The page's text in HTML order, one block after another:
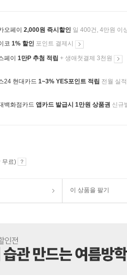
오페이 2,000원 즉시할인 일 400건, 4만원 이
코 1% 할인 포인트 결제시
페이 1만P 추첨 적립 + 생애첫결제 3천원
24 현대카드 1~3% YES포인트 적립 전월 실
백화점카드 앱카드 발급시 1만원 상품권 신규
무료)
이 상품을 팔기